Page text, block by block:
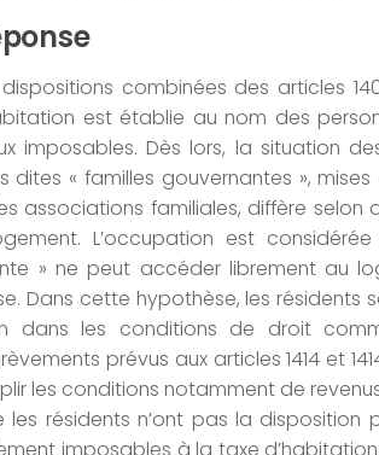
combinées des articles
est établie au nom des
imposables. Dès lors, la situation
dites « familles gouvernantes »,
associations familiales, diffère selon
L’occupation est
» ne peut accéder librement au
Dans cette hypothèse, les résidents
dans les conditions de droit
prévus aux articles 1414 et
les conditions notamment de
les résidents n’ont pas la disposition
imposables à la taxe